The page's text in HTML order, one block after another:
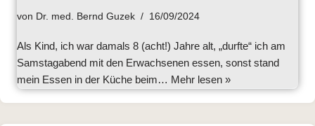
von Dr. med. Bernd Guzek 16/09/2024
Als Kind, ich war damals 8 (acht!) Jahre alt, „durfte“ ich am
Samstagabend mit den Erwachsenen essen, sonst stand
mein Essen in der Küche beim… Mehr lesen »